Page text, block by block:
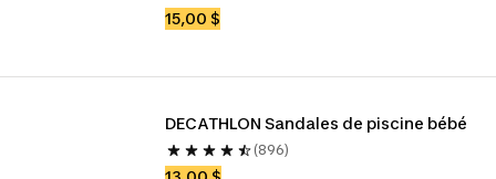
15,00 $
DECATHLON Sandales de piscine bébé
(896)